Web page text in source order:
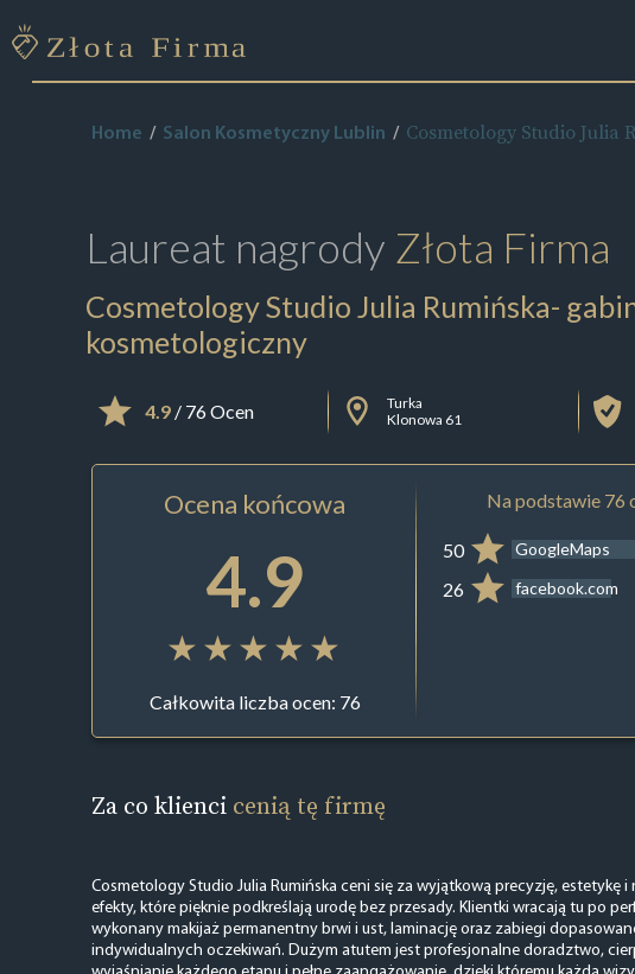
Home Salon Kosmetyczny Lublin Cosmetology Studio Julia
Laureat nagrody Złota Firma
Cosmetology Studio Julia Rumińska-
kosmetologiczny
4.9/ 76 Ocen
Turka
Klonowa 61
Ocena końcowa
4.9
Całkowita liczba ocen: 76
Na podstawie 76
50 GoogleMaps
26 facebook.com
Za co klienci cenią tę firmę
Cosmetology Studio Julia Rumińska ceni się za wyjątkową precyzję, estetykę i
efekty, które pięknie podkreślają urodę bez przesady. Klientki wracają tu po
wykonany makijaż permanentny brwi i ust, laminację oraz zabiegi
indywidualnych oczekiwań. Dużym atutem jest profesjonalne doradztwo,